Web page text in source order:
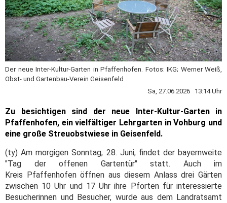
Der neue Inter-Kultur-Garten in Pfaffenhofen. Fotos: IKG; Werner Weiß,
Obst- und Gartenbau-Verein Geisenfeld
Sa, 27.06.2026 13:14 Uhr
Zu besichtigen sind der neue Inter-Kultur-Garten in
Pfaffenhofen, ein vielfältiger Lehrgarten in Vohburg und
eine große Streuobstwiese in Geisenfeld.
(ty) Am morgigen Sonntag, 28. Juni, findet der bayernweite
"Tag der offenen Gartentür" statt. Auch im
Kreis Pfaffenhofen öffnen aus diesem Anlass drei Gärten
zwischen 10 Uhr und 17 Uhr ihre Pforten für interessierte
Besucherinnen und Besucher, wurde aus dem Landratsamt